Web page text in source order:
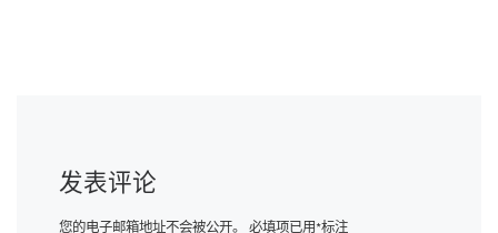
发表评论
您的电子邮箱地址不会被公开。 必填项已用*标注